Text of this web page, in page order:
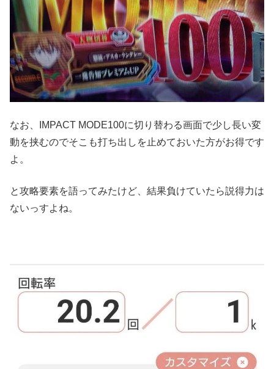
なお、IMPACT MODE100に切り替わる画面で少し長い変
動を挟むのでそこも打ち出しを止めておいた方がお得です
よ。
と攻略要素を語ってみたけど、結果負けていたら説得力は
ないっすよね。